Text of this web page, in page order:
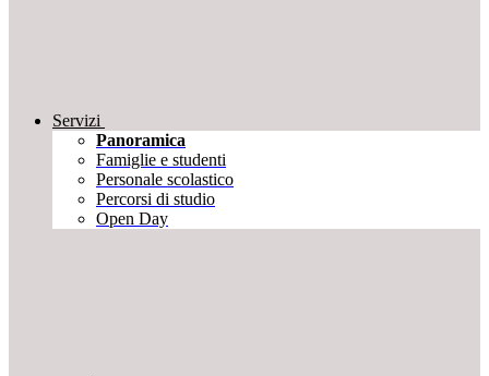
Servizi
Panoramica
Famiglie e studenti
Personale scolastico
Percorsi di studio
Open Day